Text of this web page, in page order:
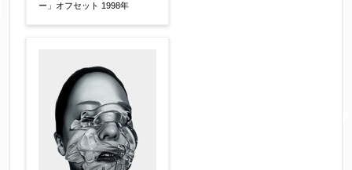
体裁
【任意】
額装
軸装
その他
ー」オフセット 1998年